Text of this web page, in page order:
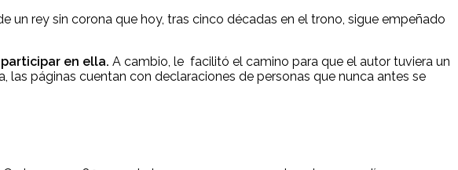
rey sin corona que hoy, tras cinco décadas en el trono, sigue empeñado
en ella. A cambio, le facilitó el camino para que el autor tuviera un
páginas cuentan con declaraciones de personas que nunca antes se